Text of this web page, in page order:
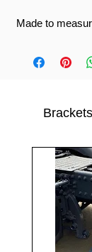
Made to
Brackets